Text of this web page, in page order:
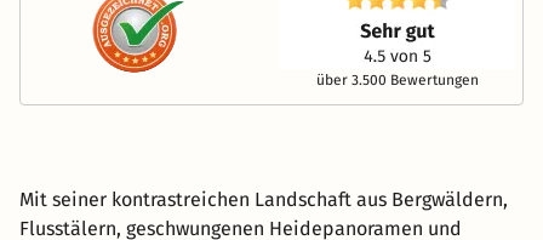
über 3.500 Bewertungen
Mit seiner kontrastreichen Landschaft aus Bergwäldern,
Flusstälern, geschwungenen Heidepanoramen und